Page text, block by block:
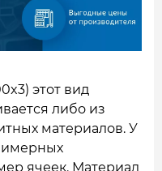
этот вид
либо из
материалов. У
ячеек. Материал